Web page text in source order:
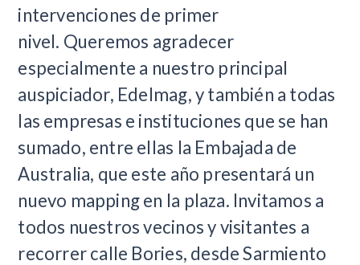
intervenciones de primer
nivel. Queremos agradecer
especialmente a nuestro principal
auspiciador, Edelmag, y también a todas
las empresas e instituciones que se han
sumado, entre ellas la Embajada de
Australia, que este año presentará un
nuevo mapping en la plaza. Invitamos a
todos nuestros vecinos y visitantes a
recorrer calle Bories, desde Sarmiento